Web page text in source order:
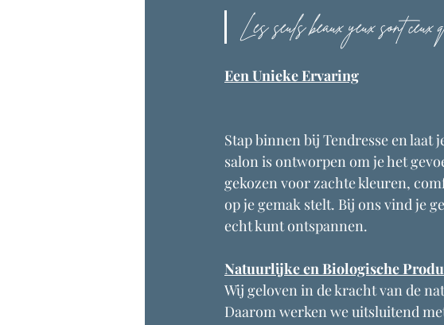
Les seuls beaux yeux sont
Een Unieke Ervaring
Stap binnen bij Tendresse en laat
salon is ontworpen om je het
gekozen voor zachte kleuren,
op je gemak stelt. Bij ons vind je
echt kunt ontspannen.
Natuurlijke en Biologische
Wij geloven in de kracht van de
Daarom werken we uitsluitend